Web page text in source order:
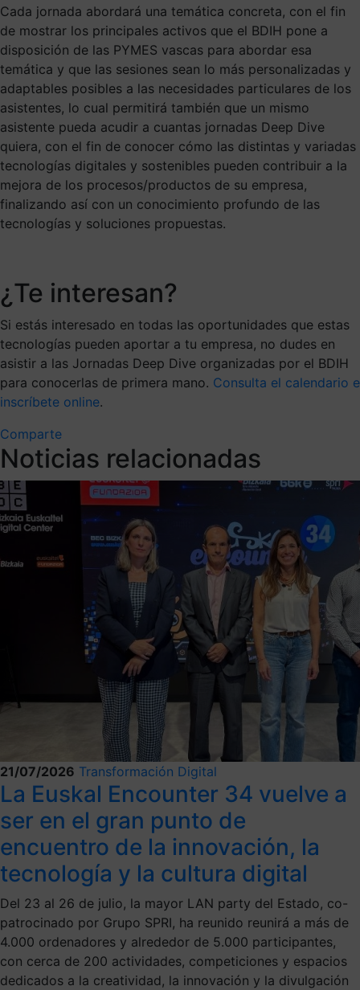
Cada jornada abordará una temática concreta, con el fin
de mostrar los principales activos que el BDIH pone a
disposición de las PYMES vascas para abordar esa
temática y que las sesiones sean lo más personalizadas y
adaptables posibles a las necesidades particulares de los
asistentes, lo cual permitirá también que un mismo
asistente pueda acudir a cuantas jornadas Deep Dive
quiera, con el fin de conocer cómo las distintas y variadas
tecnologías digitales y sostenibles pueden contribuir a la
mejora de los procesos/productos de su empresa,
finalizando así con un conocimiento profundo de las
tecnologías y soluciones propuestas.
¿Te interesan?
Si estás interesado en todas las oportunidades que estas
tecnologías pueden aportar a tu empresa, no dudes en
asistir a las Jornadas Deep Dive organizadas por el BDIH
para conocerlas de primera mano. Consulta el calendario e
inscríbete online.
Comparte
Noticias relacionadas
21/07/2026 Transformación Digital
La Euskal Encounter 34 vuelve a
ser en el gran punto de
encuentro de la innovación, la
tecnología y la cultura digital
Del 23 al 26 de julio, la mayor LAN party del Estado, co-
patrocinado por Grupo SPRI, ha reunido reunirá a más de
4.000 ordenadores y alrededor de 5.000 participantes,
con cerca de 200 actividades, competiciones y espacios
dedicados a la creatividad, la innovación y la divulgación